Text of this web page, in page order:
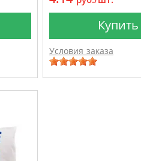
Купить
Условия заказа